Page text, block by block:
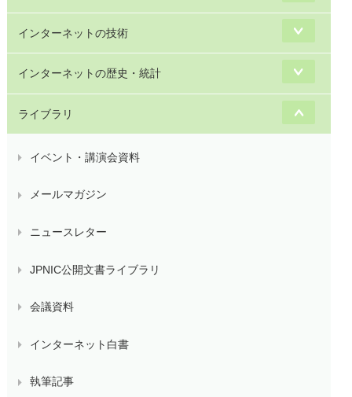
インターネットの技術
インターネットの歴史・統計
ライブラリ
イベント・講演会資料
メールマガジン
ニュースレター
JPNIC公開文書ライブラリ
会議資料
インターネット白書
執筆記事